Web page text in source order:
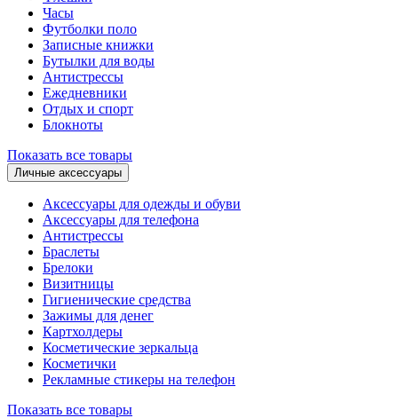
Часы
Футболки поло
Записные книжки
Бутылки для воды
Антистрессы
Ежедневники
Отдых и спорт
Блокноты
Показать все товары
Личные аксессуары
Аксессуары для одежды и обуви
Аксессуары для телефона
Антистрессы
Браслеты
Брелоки
Визитницы
Гигиенические средства
Зажимы для денег
Картхолдеры
Косметические зеркальца
Косметички
Рекламные стикеры на телефон
Показать все товары